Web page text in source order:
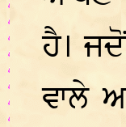
ਹੈ।
ਵਾਲੇ